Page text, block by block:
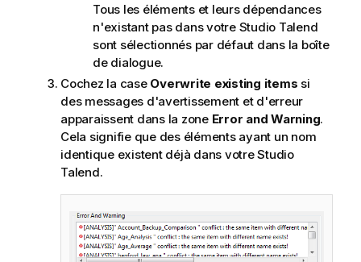
Tous les éléments et leurs dépendances
n'existant pas dans votre Studio Talend
sont sélectionnés par défaut dans la boîte
de dialogue.
Cochez la case Overwrite existing items si
des messages d'avertissement et d'erreur
apparaissent dans la zone Error and Warning.
Cela signifie que des éléments ayant un nom
identique existent déjà dans votreStudio
Talend.